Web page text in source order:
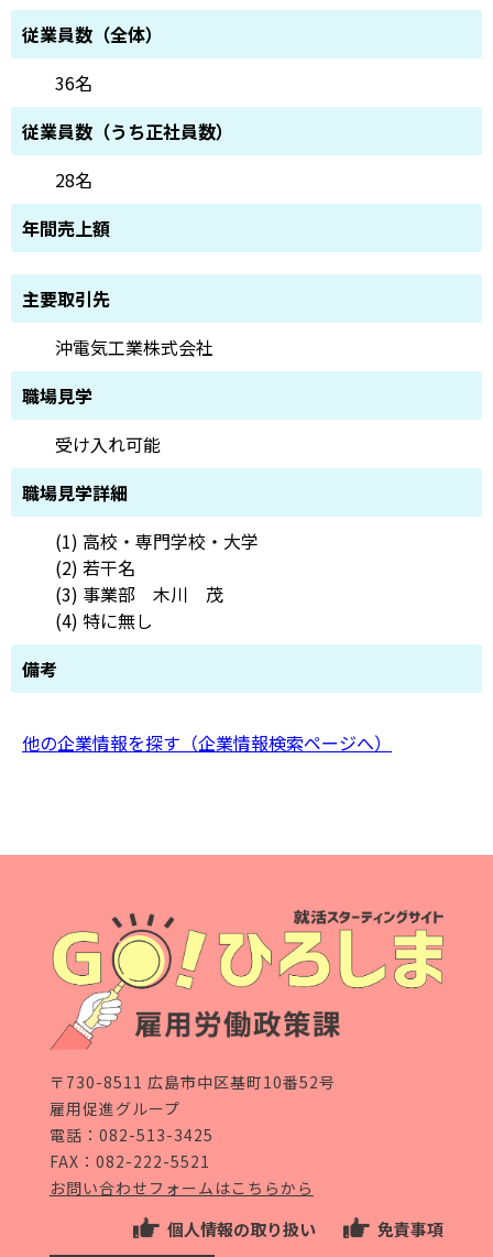
従業員数（全体）
36名
従業員数（うち正社員数）
28名
年間売上額
主要取引先
沖電気工業株式会社
職場見学
受け入れ可能
職場見学詳細
(1) 高校・専門学校・大学
(2) 若干名
(3) 事業部 木川 茂
(4) 特に無し
備考
他の企業情報を探す（企業情報検索ページへ）
〒730-8511 広島市中区基町10番52号
雇用促進グループ
電話： 082-513-3425
FAX：082-222-5521
お問い合わせフォームはこちらから
個人情報の取り扱い 免責事項